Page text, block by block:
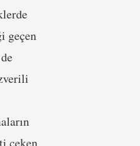
geçen
çeken